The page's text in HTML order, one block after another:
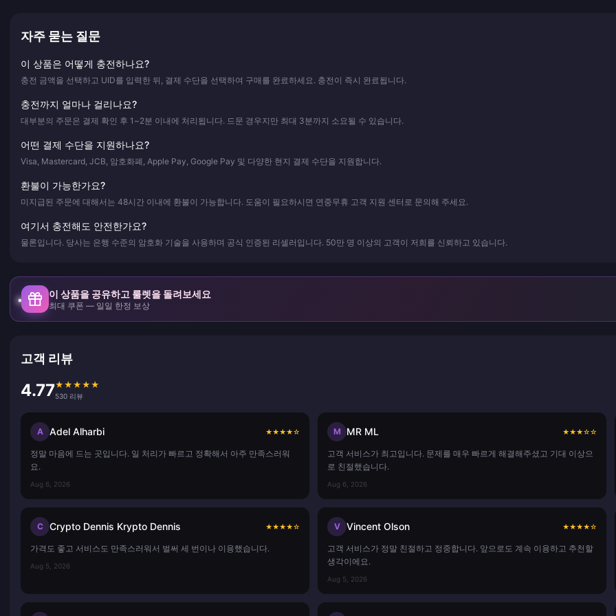
자주 묻는 질문
이 상품은 어떻게 충전하나요?
충전 금액을 선택하고 UID를 입력한 뒤, 결제 수단을 선택하여 구매를 완료하세요. 충전이 즉시 완료됩니다.
충전까지 얼마나 걸리나요?
대부분의 주문은 결제 확인 후 1~2분 이내에 처리됩니다. 드문 경우지만 최대 3분까지 소요될 수 있습니다.
어떤 결제 수단을 지원하나요?
Visa, Mastercard, JCB, 암호화폐, Apple Pay, Google Pay 및 다양한 현지 결제 수단을 지원합니다.
환불이 가능한가요?
미지급된 주문에 대해서는 48시간 이내에 환불이 가능합니다. 도움이 필요하시면 연중무휴 고객 지원 센터로 문의해 주세요.
여기서 충전해도 안전한가요?
물론입니다. 당사는 은행 수준의 암호화 기술을 사용하며 공식 인증된 리셀러입니다. 50만 명 이상의 고객이 저희를 신뢰하고 있습니다.
이 상품을 공유하고 룰렛을 돌려보세요
최대 쿠폰 — 일일 한정 보상
고객 리뷰
4.77★ ★ ★ ★ ★
530 리뷰
A Adel Alharbi ★★★★☆
정말 마음에 드는 곳입니다. 일 처리가 빠르고 정확해서 아주 만족스러워
요.
Aug 6, 2026
M MR ML ★★★☆☆
고객 서비스가 최고입니다. 문제를 매우 빠르게 해결해주셨고 기대 이상으
로 친절했습니다.
Aug 6, 2026
C Crypto Dennis Krypto Dennis ★★★★☆
가격도 좋고 서비스도 만족스러워서 벌써 세 번이나 이용했습니다.
Aug 5, 2026
V Vincent Olson ★★★★☆
고객 서비스가 정말 친절하고 정중합니다. 앞으로도 계속 이용하고 추천할
생각이에요.
Aug 5, 2026